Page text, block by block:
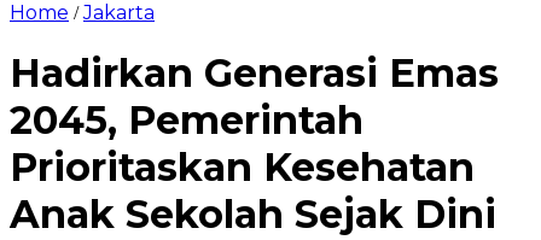
Home /Jakarta
Hadirkan Generasi Emas
2045, Pemerintah
Prioritaskan Kesehatan
Anak Sekolah Sejak Dini